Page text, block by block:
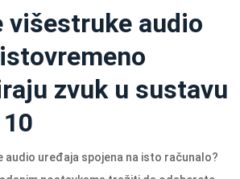
višestruke audio
zvuk u sustavu
audio uređaja spojena na isto računalo?